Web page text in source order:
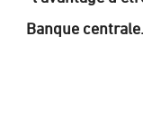
Banque